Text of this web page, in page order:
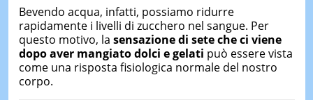
Bevendo acqua, infatti, possiamo ridurre
rapidamente i livelli di zucchero nel sangue. Per
questo motivo, la sensazione di sete che ci viene
dopo aver mangiato dolci e gelati può essere vista
come una risposta fisiologica normale del nostro
corpo.